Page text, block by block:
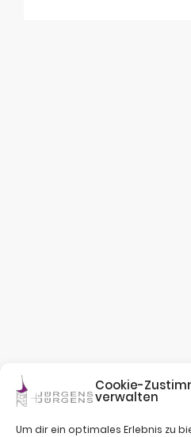
Cookie-
verwalten
Um dir ein optimales Erlebnis zu